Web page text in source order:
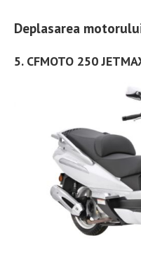
Deplasarea
5. CFMOTO 250